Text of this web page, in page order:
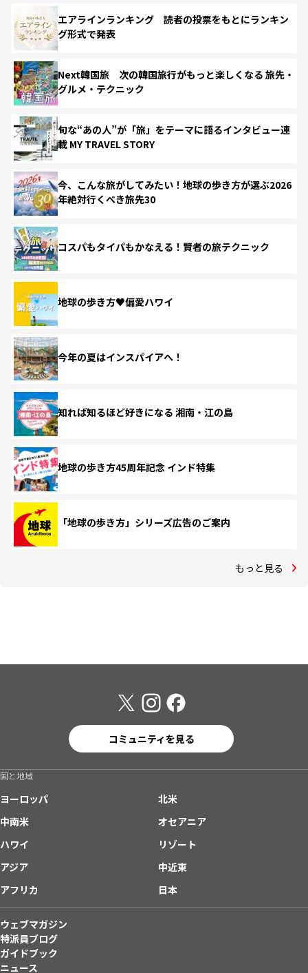
エアラインランキング 読者の投票をもとにランキン
グ形式で発表
Next韓国旅 次の韓国旅行がもっと楽しくなる 旅先・
グルメ・テクニック
旬な“あの人”が「旅」をテーマに語るインタビュー連
載 MY TRAVEL STORY
今、こんな旅がしてみたい！地球の歩き方が選ぶ2026
年絶対行くべき旅先30
コスパもタイパもかなえる！賢者の旅テクニック
地球の歩き方♥偏愛ハワイ
今年の夏はインスパイアへ！
知れば知るほど好きになる 湘南・江の島
地球の歩き方45周年記念 インド特集
「地球の歩き方」シリーズ広告のご案内
もっと見る
コミュニティを見る
国と地域
ヨーロッパ
北米
中南米
オセアニア
ハワイ
リゾート
アジア
中近東
アフリカ
日本
ウェブマガジン
特派員ブログ
ガイドブック
ニュース